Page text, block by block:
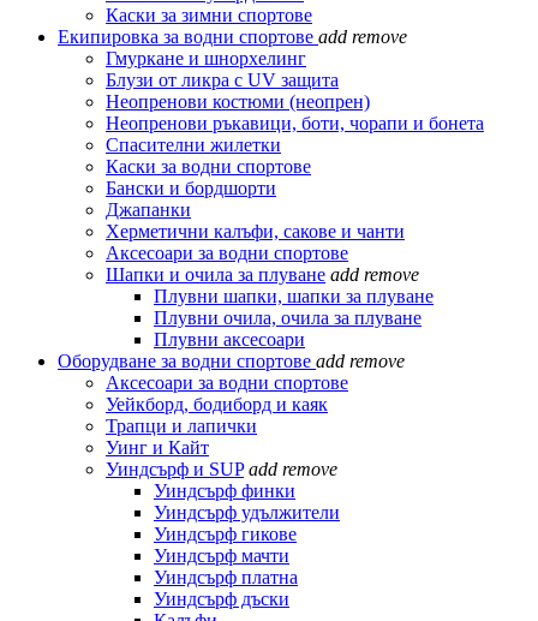
Каски за зимни спортове
Екипировка за водни спортове add remove
Гмуркане и шнорхелинг
Блузи от ликра с UV защита
Неопренови костюми (неопрен)
Неопренови ръкавици, боти, чорапи и бонета
Спасителни жилетки
Каски за водни спортове
Бански и бордшорти
Джапанки
Херметични калъфи, сакове и чанти
Аксесоари за водни спортове
Шапки и очила за плуване add remove
Плувни шапки, шапки за плуване
Плувни очила, очила за плуване
Плувни аксесоари
Оборудване за водни спортове add remove
Аксесоари за водни спортове
Уейкборд, бодиборд и каяк
Трапци и лапички
Уинг и Кайт
Уиндсърф и SUP add remove
Уиндсърф финки
Уиндсърф удължители
Уиндсърф гикове
Уиндсърф мачти
Уиндсърф платна
Уиндсърф дъски